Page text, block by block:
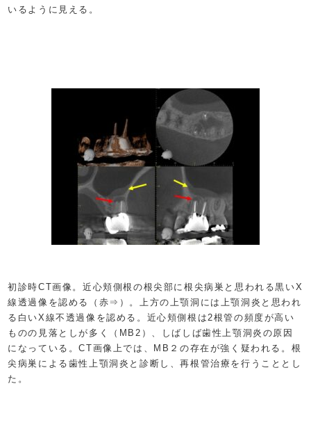
いるように見える。
初診時CT画像。近心頬側根の根尖部に根尖病巣と思われる黒いX
線透過像を認める（赤⇒）。上方の上顎洞には上顎洞炎と思われ
る白いX線不透過像を認める。近心頬側根は2根管の頻度が高い
ものの見落としが多く（MB2）、しばしば歯性上顎洞炎の原因
になっている。CT画像上では、MB２の存在が強く疑われる。根
尖病巣による歯性上顎洞炎と診断し、再根管治療を行うこととし
た。